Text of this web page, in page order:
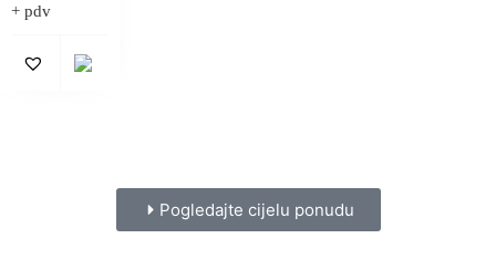
+ pdv
Pogledajte cijelu ponudu